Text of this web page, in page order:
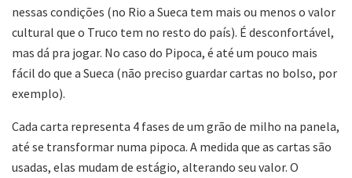
nessas condições (no Rio a Sueca tem mais ou menos o valor
cultural que o Truco tem no resto do país). É desconfortável,
mas dá pra jogar. No caso do Pipoca, é até um pouco mais
fácil do que a Sueca (não preciso guardar cartas no bolso, por
exemplo).
Cada carta representa 4 fases de um grão de milho na panela,
até se transformar numa pipoca. A medida que as cartas são
usadas, elas mudam de estágio, alterando seu valor. O